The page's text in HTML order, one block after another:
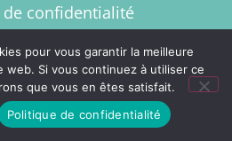
confidentialité
du site :Xyloon
pour vous garantir la meilleure
Si vous continuez à utiliser ce
que vous en êtes satisfait.
Politique de confidentialité